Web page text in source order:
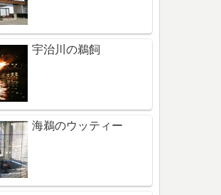
宇治川の鵜飼
海鵜のウッティー